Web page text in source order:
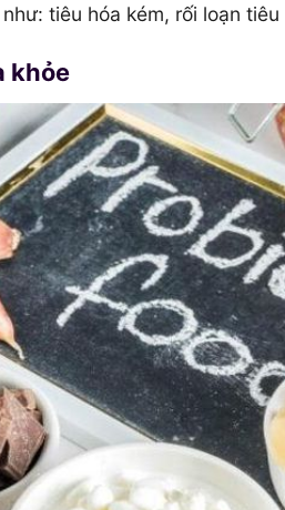
tiêu hóa kém, rối loạn
khỏe